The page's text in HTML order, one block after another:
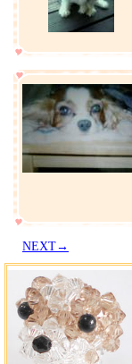
NEXT→